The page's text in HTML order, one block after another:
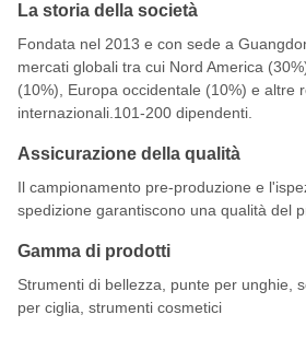
La storia della società
Fondata nel 2013 e con sede a
mercati globali tra cui Nord America
(10%), Europa occidentale (10%) e altre
internazionali.101-200 dipendenti.
Assicurazione della qualità
Il campionamento pre-produzione e
spedizione garantiscono una qualità del
Gamma di prodotti
Strumenti di bellezza, punte per unghie,
per ciglia, strumenti cosmetici